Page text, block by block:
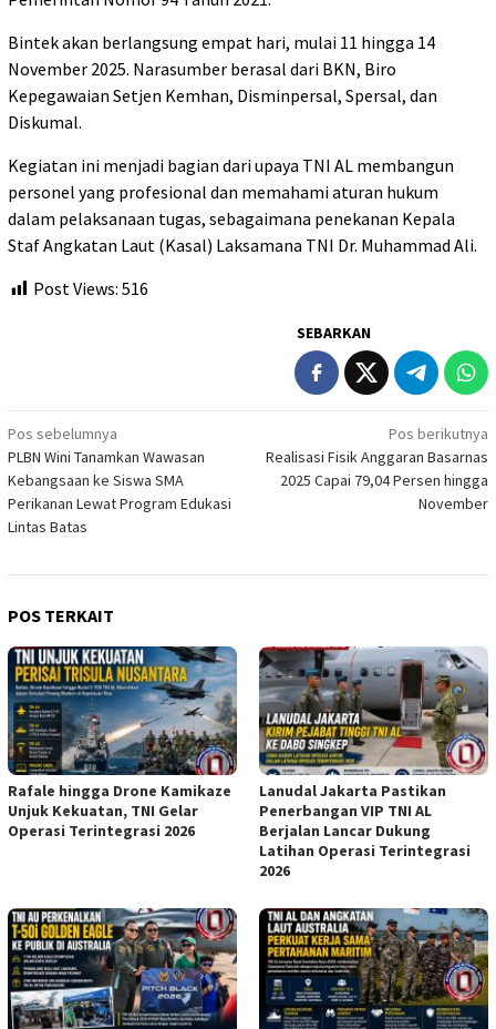
Bintek akan berlangsung empat hari, mulai 11 hingga 14
November 2025. Narasumber berasal dari BKN, Biro
Kepegawaian Setjen Kemhan, Disminpersal, Spersal, dan
Diskumal.
Kegiatan ini menjadi bagian dari upaya TNI AL membangun
personel yang profesional dan memahami aturan hukum
dalam pelaksanaan tugas, sebagaimana penekanan Kepala
Staf Angkatan Laut (Kasal) Laksamana TNI Dr. Muhammad Ali.
Post Views: 516
SEBARKAN
Navigasi
pos
Pos sebelumnya
PLBN Wini Tanamkan Wawasan
Kebangsaan ke Siswa SMA
Perikanan Lewat Program Edukasi
Lintas Batas
Pos berikutnya
Realisasi Fisik Anggaran Basarnas
2025 Capai 79,04 Persen hingga
November
POS TERKAIT
Rafale hingga Drone Kamikaze
Unjuk Kekuatan, TNI Gelar
Operasi Terintegrasi 2026
Lanudal Jakarta Pastikan
Penerbangan VIP TNI AL
Berjalan Lancar Dukung
Latihan Operasi Terintegrasi
2026